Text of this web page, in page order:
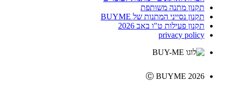
תקנון מתנה משותפת
תקנון נסייני המתנות של BUYME
תקנון פעילות ט"ו באב 2026
privacy policy
Ⓒ BUYME 2026